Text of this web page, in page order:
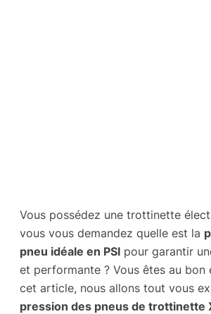
Vous possédez une trottinette
vous vous demandez quelle est la
pneu idéale en PSI pour garantir
et performante ? Vous êtes au bon
cet article, nous allons tout vous
pression des pneus de trottinette